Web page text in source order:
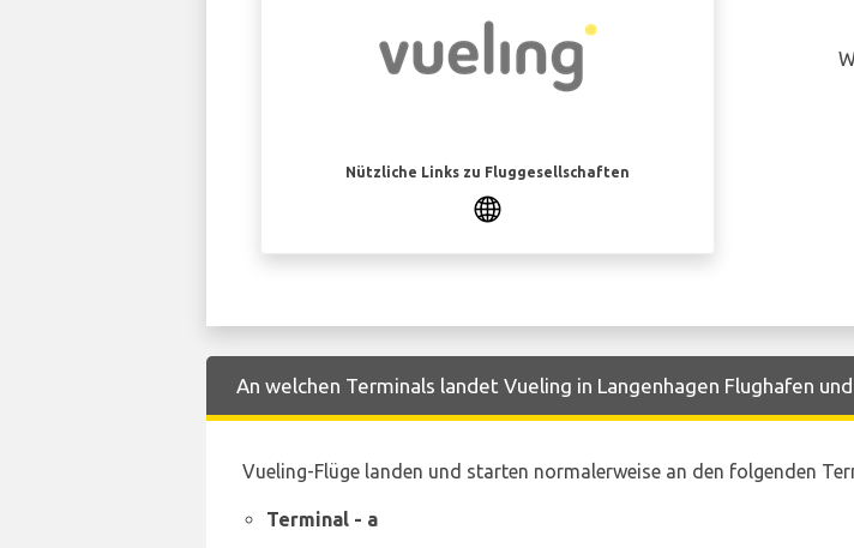
Nützliche Links zu Fluggesellschaften
An welchen Terminals landet Vueling in Langenhagen Flughafen
Vueling-Flüge landen und starten normalerweise an den folgenden
Terminal - a